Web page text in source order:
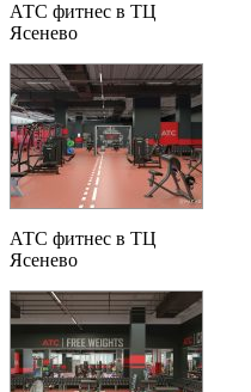
АТС фитнес в ТЦ
Ясенево
АТС фитнес в ТЦ
Ясенево